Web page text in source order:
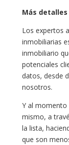
Más
Los expertos
inmobiliarias
inmobiliario
potenciales
datos, desde
nosotros.
Y al momento
mismo, a
la lista,
que son